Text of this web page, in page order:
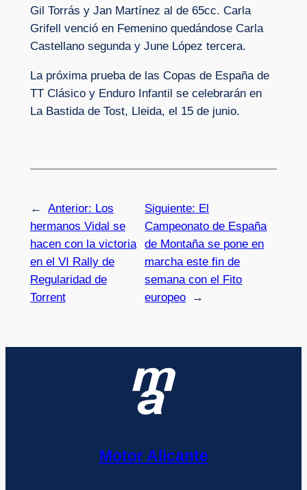
Gil Torrás y Jan Martínez al de 65cc. Carla
Grifell venció en Femenino quedándose Carla
Castellano segunda y June López tercera.
La próxima prueba de las Copas de España de
TT Clásico y Enduro Infantil se celebrarán en
La Bastida de Tost, Lleida, el 15 de junio.
← Anterior: Los
hermanos Vidal se
hacen con la victoria
en el VI Rally de
Regularidad de
Torrent
Siguiente: El
Campeonato de España
de Montaña se pone en
marcha este fin de
semana con el Fito
europeo
→
Motor Alicante